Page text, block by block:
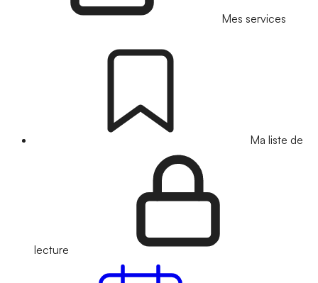
Mes services
Ma liste de
lecture